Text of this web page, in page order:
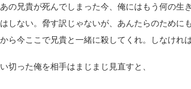
の兄貴が死んでしまった今、俺にはもう何の生
しない。脅す訳じゃないが、あんたらのため
ら今ここで兄貴と一緒に殺してくれ。しなけれ
切った俺を相手はまじまじ見直すと、